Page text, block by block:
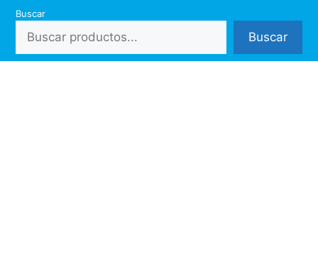
Saltar
contenido
Buscar
Buscar